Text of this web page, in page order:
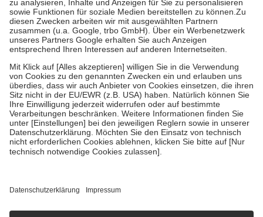
Bei Heilmitteln und häuslicher Krankenpflege beträgt die
Zuzahlung zehn Prozent der Kosten sowie zehn Euro je
Verordnung.
Um das Engagement der Versicherten für ihre eigene Gesundheit zu
stärken und die besondere Stellung der Familie zu unterstützen,
fallenkeine Zuzahlungenan bei:
• Kindern und Jugendlichen bis zum vollendeten 18. Lebensjahr
mit Ausnahme der Fahrkosten
• Untersuchungen zur Vorsorge und Früherkennung, die von der
GKV getragen werden
• empfohlenen Schutzimpfungen
• Harn- und Blutteststreifen
getroffen, um sicherzustellen, dass es sich um echte Bewertungen
https://help.etrusted.com/hc/de/articles/4419944605341